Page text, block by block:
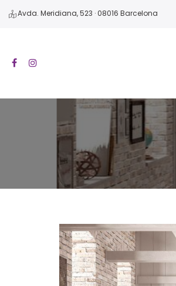
Avda. Meridiana, 523 · 08016 Barcelona